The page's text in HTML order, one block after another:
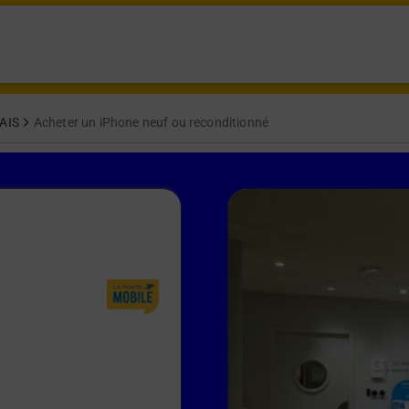
Acheter un iPhone neuf ou reconditionné